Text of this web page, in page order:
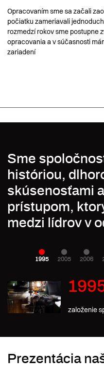
Opracovaním sme sa začali
počiatku zameriavali
rozmedzí rokov sme postupne
opracovania a v súčasnosti
zariadení
Sme
históriou,
skúsenosťami
prístupom,
medzi lídrov v
1995 2005 2006
založenie
Prezentácia